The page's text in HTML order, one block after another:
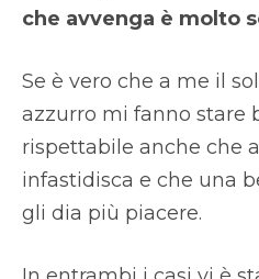
che avvenga è molto
Se è vero che a me il
azzurro mi fanno stare
rispettabile anche che
infastidisca e che una
gli dia più piacere.